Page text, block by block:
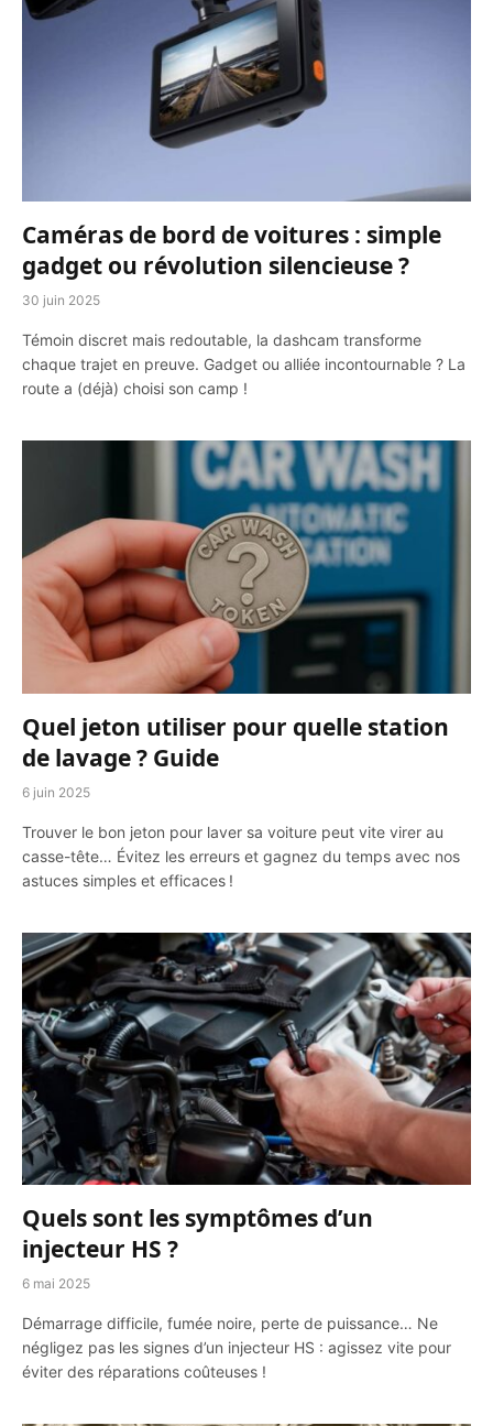
Caméras de bord de voitures : simple
gadget ou révolution silencieuse ?
30 juin 2025
Témoin discret mais redoutable, la dashcam transforme
chaque trajet en preuve. Gadget ou alliée incontournable ? La
route a (déjà) choisi son camp !
Quel jeton utiliser pour quelle station
de lavage ? Guide
6 juin 2025
Trouver le bon jeton pour laver sa voiture peut vite virer au
casse-tête… Évitez les erreurs et gagnez du temps avec nos
astuces simples et efficaces !
Quels sont les symptômes d’un
injecteur HS ?
6 mai 2025
Démarrage difficile, fumée noire, perte de puissance… Ne
négligez pas les signes d’un injecteur HS : agissez vite pour
éviter des réparations coûteuses !